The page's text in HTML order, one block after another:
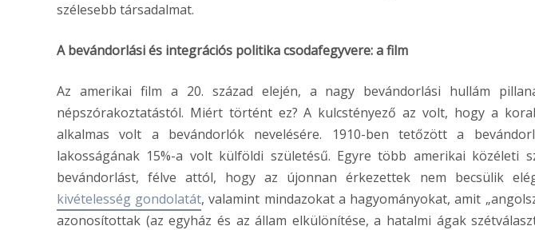
szélesebb társadalmat.
A bevándorlási és integrációs politika csodafegyvere: a film
Az amerikai film a 20. század elején, a nagy bevándorlási hullám
népszórakoztatástól. Miért történt ez? A kulcstényező az volt, hogy a
alkalmas volt a bevándorlók nevelésére. 1910-ben tetőzött a
lakosságának 15%-a volt külföldi születésű. Egyre több amerikai közéleti
bevándorlást, félve attól, hogy az újonnan érkezettek nem becsülik
kivételesség gondolatát, valamint mindazokat a hagyományokat, amit
azonosítottak (az egyház és az állam elkülönítése, a hatalmi ágak